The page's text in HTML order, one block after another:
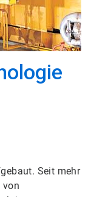
Seit mehr
von